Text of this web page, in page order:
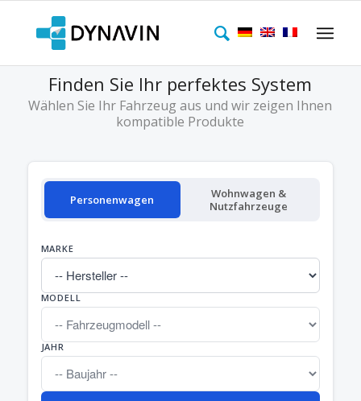
Finden Sie Ihr perfektes System
Wählen Sie Ihr Fahrzeug aus und wir zeigen Ihnen
kompatible Produkte
Personenwagen
Wohnwagen &
Nutzfahrzeuge
MARKE
MODELL
JAHR